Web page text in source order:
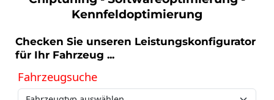
Kennfeldoptimierung
Checken Sie unseren Leistungskonfigurator
für Ihr Fahrzeug ...